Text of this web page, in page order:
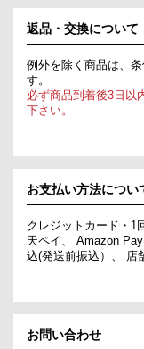
返品・交換について
例外を除く商品は、
す。
必ず商品到着後3日以
下さい。
お支払い方法につい
クレジットカード・1
天ペイ、 Amazon
込(発送前振込）、 店
お問い合わせ